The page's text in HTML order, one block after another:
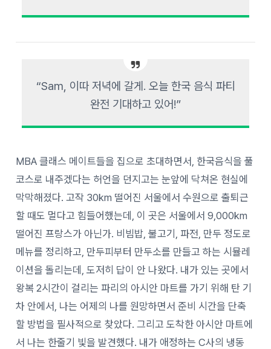
“Sam, 이따 저녁에 갈게. 오늘 한국 음식 파티
완전 기대하고 있어!”
MBA 클래스 메이트들을 집으로 초대하면서, 한국음식을 풀
코스로 내주겠다는 허언을 던지고는 눈앞에 닥쳐온 현실에
막막해졌다. 고작 30km 떨어진 서울에서 수원으로 출퇴근
할 때도 멀다고 힘들어했는데, 이 곳은 서울에서 9,000km
떨어진 프랑스가 아닌가. 비빔밥, 불고기, 파전, 만두 정도로
메뉴를 정리하고, 만두피부터 만두소를 만들고 하는 시뮬레
이션을 돌리는데, 도저히 답이 안 나왔다. 내가 있는 곳에서
왕복 2시간이 걸리는 파리의 아시안 마트를 가기 위해 탄 기
차 안에서, 나는 어제의 나를 원망하면서 준비 시간을 단축
할 방법을 필사적으로 찾았다. 그리고 도착한 아시안 마트에
서 나는 한줄기 빛을 발견했다. 내가 애정하는 C사의 냉동